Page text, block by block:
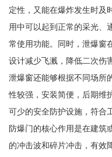
定性，又能在爆炸发生时及
用中可以起到正常的采光、
常使用功能。同时，泄爆窗
设计减少飞溅，降低二次伤
泄爆窗还能够根据不同场所
性较强，安装简便，后期维
可少的安全防护设施，符合
防爆门的核心作用是在建筑
的冲击波和碎片冲击，有效